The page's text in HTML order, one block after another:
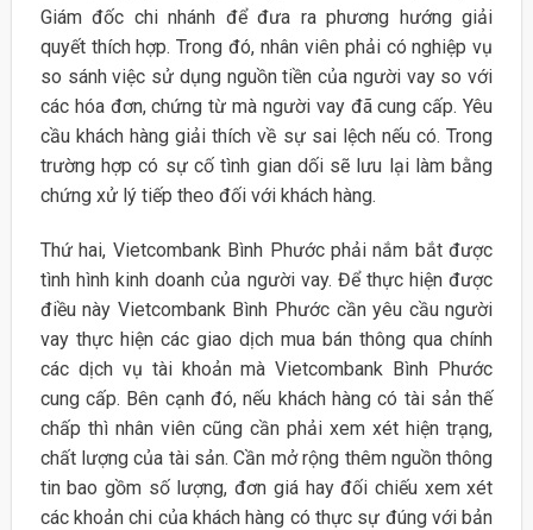
Giám đốc chi nhánh để đưa ra phương hướng giải
quyết thích hợp. Trong đó, nhân viên phải có nghiệp vụ
so sánh việc sử dụng nguồn tiền của người vay so với
các hóa đơn, chứng từ mà người vay đã cung cấp. Yêu
cầu khách hàng giải thích về sự sai lệch nếu có. Trong
trường hợp có sự cố tình gian dối sẽ lưu lại làm bằng
chứng xử lý tiếp theo đối với khách hàng.
Thứ hai, Vietcombank Bình Phước phải nắm bắt được
tình hình kinh doanh của người vay. Để thực hiện được
điều này Vietcombank Bình Phước cần yêu cầu người
vay thực hiện các giao dịch mua bán thông qua chính
các dịch vụ tài khoản mà Vietcombank Bình Phước
cung cấp. Bên cạnh đó, nếu khách hàng có tài sản thế
chấp thì nhân viên cũng cần phải xem xét hiện trạng,
chất lượng của tài sản. Cần mở rộng thêm nguồn thông
tin bao gồm số lượng, đơn giá hay đối chiếu xem xét
các khoản chi của khách hàng có thực sự đúng với bản